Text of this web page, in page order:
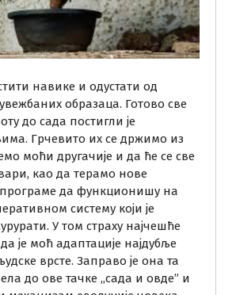
навике и одустати од
образаца. Готово све
до сада постигли је
Грчевито их се држимо из
моћи другачије и да ће се све
као да терамо нове
да функционишу на
систему који је
У том страху најчешће
је моћ адаптације најдубље
врсте. Заправо је она та
до ове тачке ,,сада и овде” и